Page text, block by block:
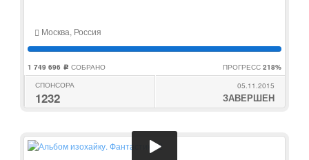
Москва, Россия
1 749 696 c СОБРАНО ПРОГРЕСС 218%
СПОНСОРА
1232
05.11.2015
ЗАВЕРШЕН